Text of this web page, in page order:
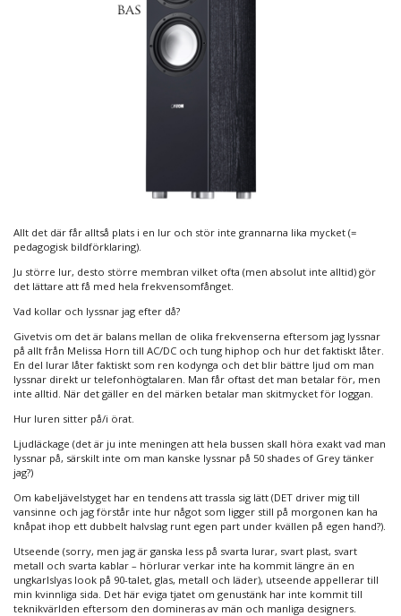
Allt det där får alltså plats i en lur och stör inte grannarna lika mycket (=
pedagogisk bildförklaring).
Ju större lur, desto större membran vilket ofta (men absolut inte alltid) gör
det lättare att få med hela frekvensomfånget.
Vad kollar och lyssnar jag efter då?
Givetvis om det är balans mellan de olika frekvenserna eftersom jag lyssnar
på allt från Melissa Horn till AC/DC och tung hiphop och hur det faktiskt låter.
En del lurar låter faktiskt som ren kodynga och det blir bättre ljud om man
lyssnar direkt ur telefonhögtalaren. Man får oftast det man betalar för, men
inte alltid. När det gäller en del märken betalar man skitmycket för loggan.
Hur luren sitter på/i örat.
Ljudläckage (det är ju inte meningen att hela bussen skall höra exakt vad man
lyssnar på, särskilt inte om man kanske lyssnar på 50 shades of Grey tänker
jag?)
Om kabeljävelstyget har en tendens att trassla sig lätt (DET driver mig till
vansinne och jag förstår inte hur något som ligger still på morgonen kan ha
knåpat ihop ett dubbelt halvslag runt egen part under kvällen på egen hand?).
Utseende (sorry, men jag är ganska less på svarta lurar, svart plast, svart
metall och svarta kablar – hörlurar verkar inte ha kommit längre än en
ungkarlslyas look på 90-talet, glas, metall och läder), utseende appellerar till
min kvinnliga sida. Det här eviga tjatet om genustänk har inte kommit till
teknikvärlden eftersom den domineras av män och manliga designers.